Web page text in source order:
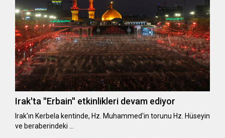
Irak'ta ''Erbain'' etkinlikleri devam ediyor
Irak'ın Kerbela kentinde, Hz. Muhammed'in torunu Hz. Hüseyin
ve beraberindeki …